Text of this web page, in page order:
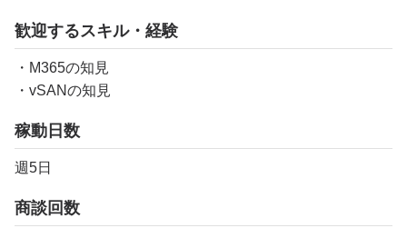
歓迎するスキル・経験
・M365の知見
・vSANの知見
稼動日数
週5日
商談回数